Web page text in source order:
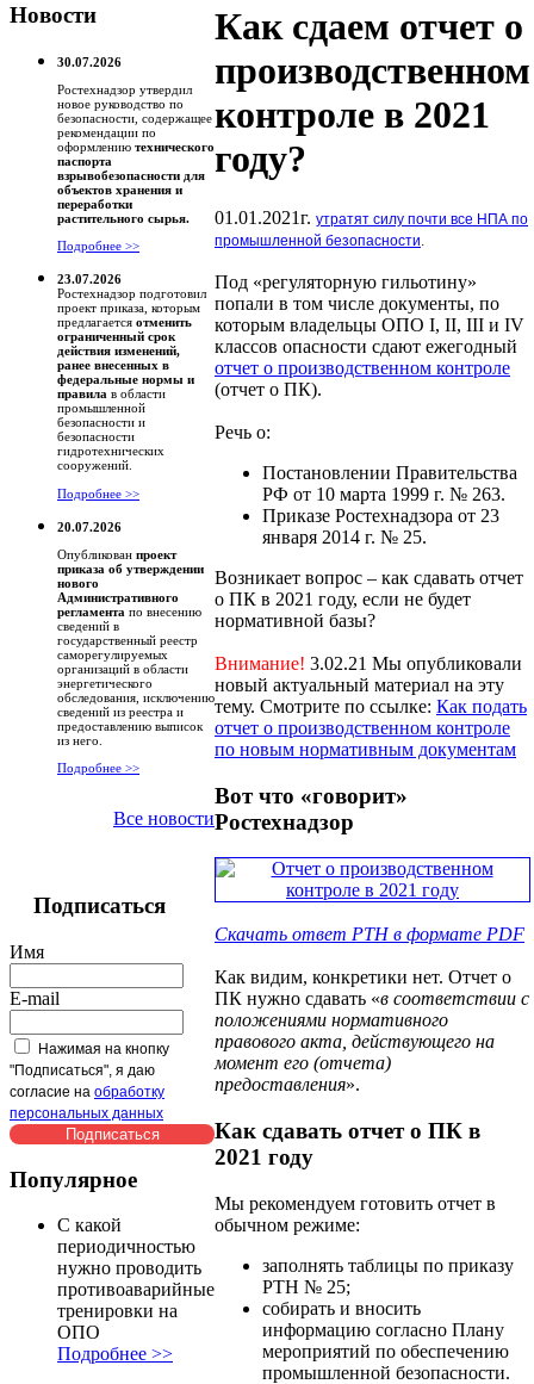
Новости
30.07.2026
Ростехнадзор утвердил
новое руководство по
безопасности, содержащее
рекомендации по
оформлению технического
паспорта
взрывобезопасности для
объектов хранения и
переработки
растительного сырья.
Подробнее >>
23.07.2026
Ростехнадзор подготовил
проект приказа, которым
предлагается отменить
ограниченный срок
действия изменений,
ранее внесенных в
федеральные нормы и
правила в области
промышленной
безопасности и
безопасности
гидротехнических
сооружений.
Подробнее >>
20.07.2026
Опубликован проект
приказа об утверждении
нового
Административного
регламента по внесению
сведений в
государственный реестр
саморегулируемых
организаций в области
энергетического
обследования, исключению
сведений из реестра и
предоставлению выписок
из него.
Подробнее >>
Все новости
Подписаться
Имя
E-mail
Нажимая на кнопку
"Подписаться", я даю
согласие на обработку
персональных данных
Популярное
С какой
периодичностью
нужно проводить
противоаварийные
тренировки на
ОПО
Подробнее >>
Как сдаем отчет о
производственном
контроле в 2021
году?
01.01.2021г. утратят силу почти все НПА по
промышленной безопасности.
Под «регуляторную гильотину»
попали в том числе документы, по
которым владельцы ОПО I, II, III и IV
классов опасности сдают ежегодный
отчет о производственном контроле
(отчет о ПК).
Речь о:
Постановлении Правительства
РФ от 10 марта 1999 г. № 263.
Приказе Ростехнадзора от 23
января 2014 г. № 25.
Возникает вопрос – как сдавать отчет
о ПК в 2021 году, если не будет
нормативной базы?
Внимание! 3.02.21 Мы опубликовали
новый актуальный материал на эту
тему. Смотрите по ссылке: Как подать
отчет о производственном контроле
по новым нормативным документам
Вот что «говорит»
Ростехнадзор
Скачать ответ РТН в формате PDF
Как видим, конкретики нет. Отчет о
ПК нужно сдавать «в соответствии с
положениями нормативного
правового акта, действующего на
момент его (отчета)
предоставления».
Как сдавать отчет о ПК в
2021 году
Мы рекомендуем готовить отчет в
обычном режиме:
заполнять таблицы по приказу
РТН № 25;
собирать и вносить
информацию согласно Плану
мероприятий по обеспечению
промышленной безопасности.